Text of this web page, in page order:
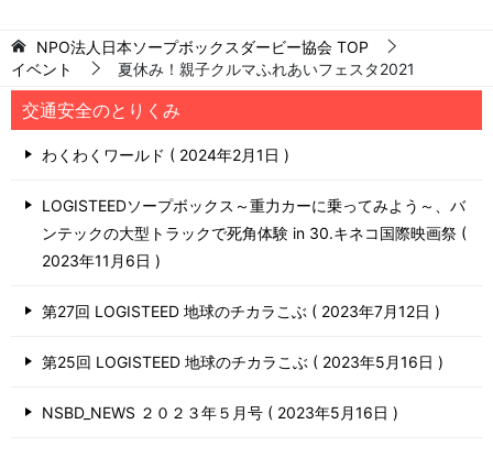
NPO法人日本ソープボックスダービー協会 TOP
イベント
夏休み！親子クルマふれあいフェスタ2021
交通安全のとりくみ
わくわくワールド 2024年2月1日
LOGISTEEDソープボックス～重力カーに乗ってみよう～、バ
ンテックの大型トラックで死角体験 in 30.キネコ国際映画祭
2023年11月6日
第27回 LOGISTEED 地球のチカラこぶ 2023年7月12日
第25回 LOGISTEED 地球のチカラこぶ 2023年5月16日
NSBD_NEWS ２０２３年５月号 2023年5月16日